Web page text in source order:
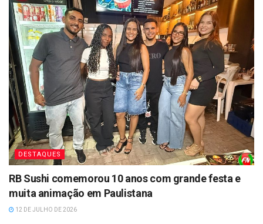
DESTAQUES
RB Sushi comemorou 10 anos com grande festa e
muita animação em Paulistana
12 DE JULHO DE 2026